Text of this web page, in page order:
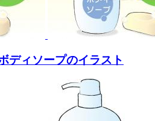
ディソープのイラスト